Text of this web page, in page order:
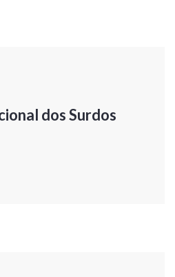
dos Surdos